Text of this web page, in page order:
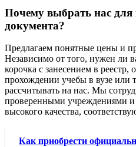
Почему выбрать нас для
документа?
Предлагаем понятные цены и
Независимо от того, нужен ли
корочка с занесением в реестр,
прохождении учебы в вузе или
рассчитывать на нас. Мы
проверенными учреждениями и
высокого качества,
Как приобрести